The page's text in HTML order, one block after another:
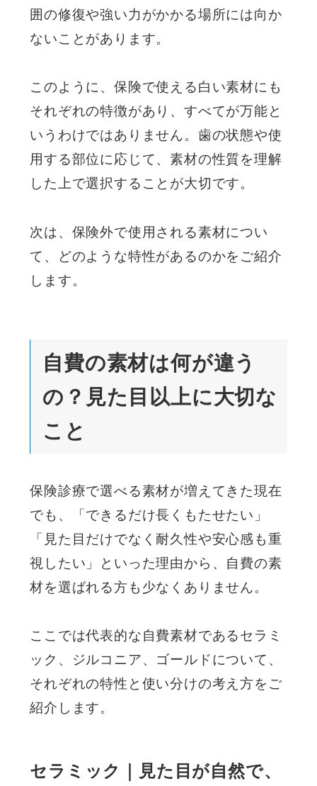
囲の修復や強い力がかかる場所には向か
ないことがあります。
このように、保険で使える白い素材にも
それぞれの特徴があり、すべてが万能と
いうわけではありません。歯の状態や使
用する部位に応じて、素材の性質を理解
した上で選択することが大切です。
次は、保険外で使用される素材につい
て、どのような特性があるのかをご紹介
します。
自費の素材は何が違う
の？見た目以上に大切な
こと
保険診療で選べる素材が増えてきた現在
でも、「できるだけ長くもたせたい」
「見た目だけでなく耐久性や安心感も重
視したい」といった理由から、自費の素
材を選ばれる方も少なくありません。
ここでは代表的な自費素材であるセラミ
ック、ジルコニア、ゴールドについて、
それぞれの特性と使い分けの考え方をご
紹介します。
セラミック｜見た目が自然で、